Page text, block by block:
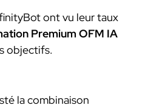
ont vu leur taux
Premium OFM IA
objectifs.
la combinaison